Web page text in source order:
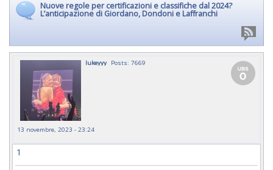
Nuove regole per certificazioni e classifiche dal 2024?
L’anticipazione di Giordano, Dondoni e Laffranchi
lukeyyy Posts: 7669
13 novembre, 2023 - 23:24
1